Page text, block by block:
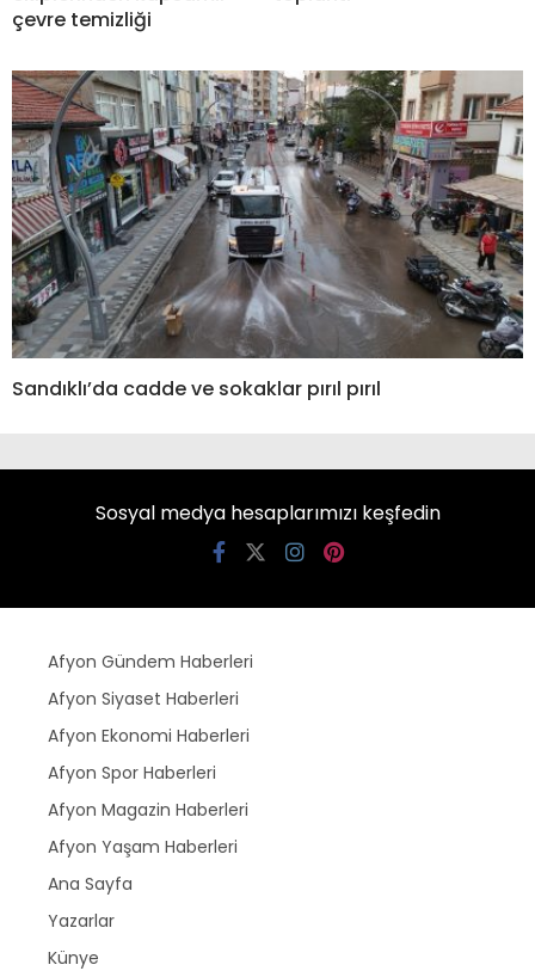
çevre temizliği
Sandıklı’da cadde ve sokaklar pırıl pırıl
Sosyal medya hesaplarımızı keşfedin
Afyon Gündem Haberleri
Afyon Siyaset Haberleri
Afyon Ekonomi Haberleri
Afyon Spor Haberleri
Afyon Magazin Haberleri
Afyon Yaşam Haberleri
Ana Sayfa
Yazarlar
Künye